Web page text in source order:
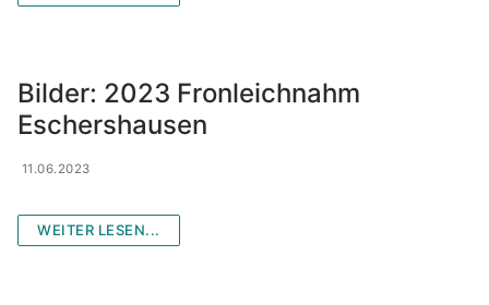
Bilder: 2023 Fronleichnahm
Eschershausen
11.06.2023
WEITER LESEN...